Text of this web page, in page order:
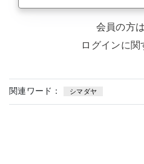
会員の方
ログインに関
関連ワード： シマダヤ